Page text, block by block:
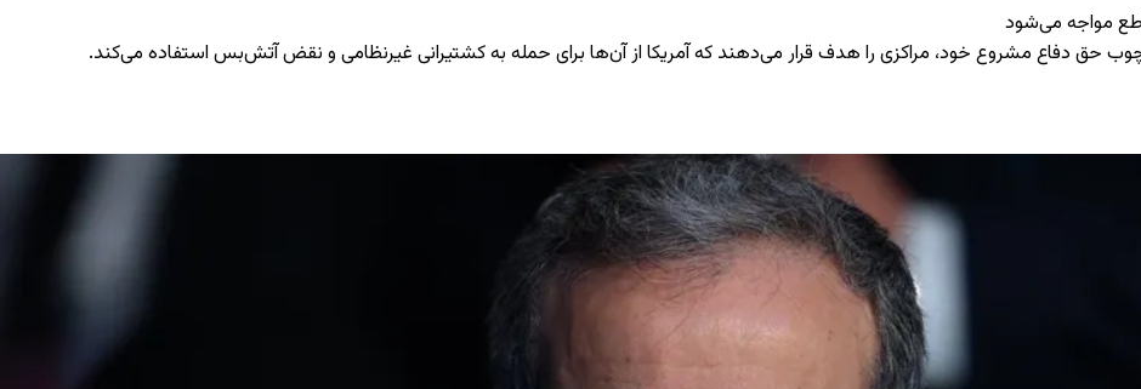
مواجه می‌شود
حق دفاع مشروع خود، مراکزی را هدف قرار می‌دهند که آمریکا از آن‌ها برای حمله به کشتیرانی غیرنظامی و نقض آتش‌بس استفاده می‌کند.